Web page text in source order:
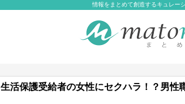
情報をまとめて創造するキュレー
生活保護受給者の女性にセクハラ！？男性